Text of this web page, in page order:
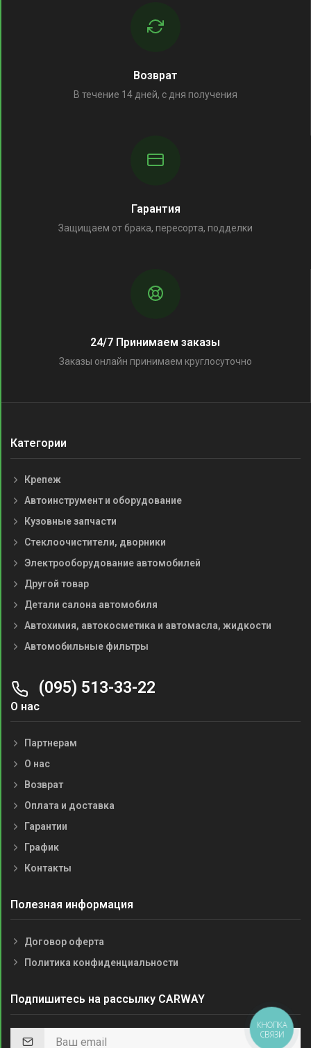
Возврат
В течение 14 дней, с дня получения
Гарантия
Защищаем от брака, пересорта, подделки
24/7 Принимаем заказы
Заказы онлайн принимаем круглосуточно
Категории
Крепеж
Автоинструмент и оборудование
Кузовные запчасти
Стеклоочистители, дворники
Электрооборудование автомобилей
Другой товар
Детали салона автомобиля
Автохимия, автокосметика и автомасла, жидкости
Автомобильные фильтры
(095) 513-33-22
О нас
Партнерам
О нас
Возврат
Оплата и доставка
Гарантии
График
Контакты
Полезная информация
Договор оферта
Политика конфиденциальности
Подпишитесь на рассылку CARWAY
КНОПКА
СВЯЗИ